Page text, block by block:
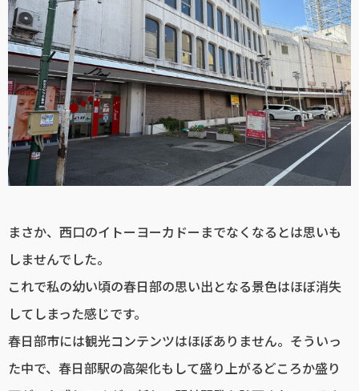
まさか、西口のイトーヨーカドーまでなくなるとは思いも
しませんでした。
これで私の幼い頃の春日部の思い出となる景色はほぼ消失
してしまった感じです。
春日部市には観光コンテンツはほぼありません。そういっ
た中で、春日部駅の高架化もして盛り上がるどころか盛り